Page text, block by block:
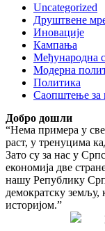
Uncategorized
Друштвене
Иновације
Кампања
Међународна
Модерна
Политика
Саопштење за
Добро дошли
“Нема примера у
раст, у тренуцима
Зато су за нас у
економија две
нашу Републику
демократску земљу,
историјом.”